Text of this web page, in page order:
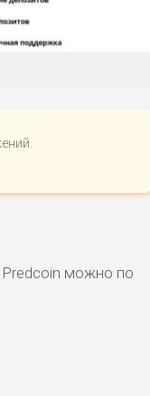
Predcoin можно по